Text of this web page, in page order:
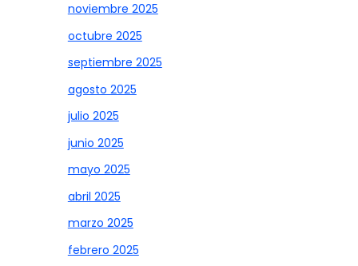
noviembre 2025
octubre 2025
septiembre 2025
agosto 2025
julio 2025
junio 2025
mayo 2025
abril 2025
marzo 2025
febrero 2025